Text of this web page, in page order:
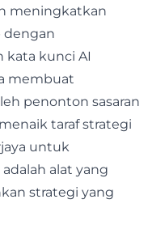
meningkatkan
dengan
kata kunci AI
membuat
penonton sasaran
taraf strategi
untuk
alat yang
strategi yang